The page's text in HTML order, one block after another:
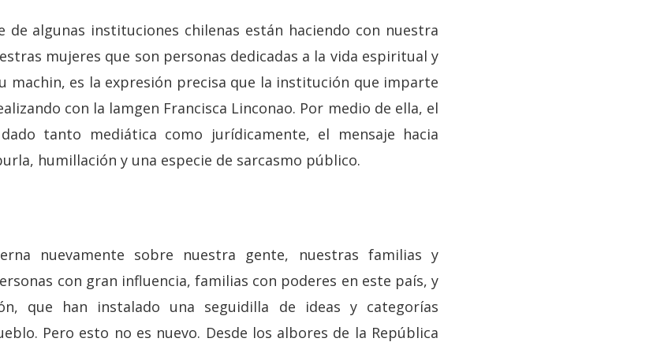
de algunas instituciones chilenas están haciendo con nuestra
mujeres que son personas dedicadas a la vida espiritual y
machin, es la expresión precisa que la institución que imparte
con la lamgen Francisca Linconao. Por medio de ella, el
tanto mediática como jurídicamente, el mensaje hacia
humillación y una especie de sarcasmo público.
nuevamente sobre nuestra gente, nuestras familias y
con gran influencia, familias con poderes en este país, y
que han instalado una seguidilla de ideas y categorías
Pero esto no es nuevo. Desde los albores de la República